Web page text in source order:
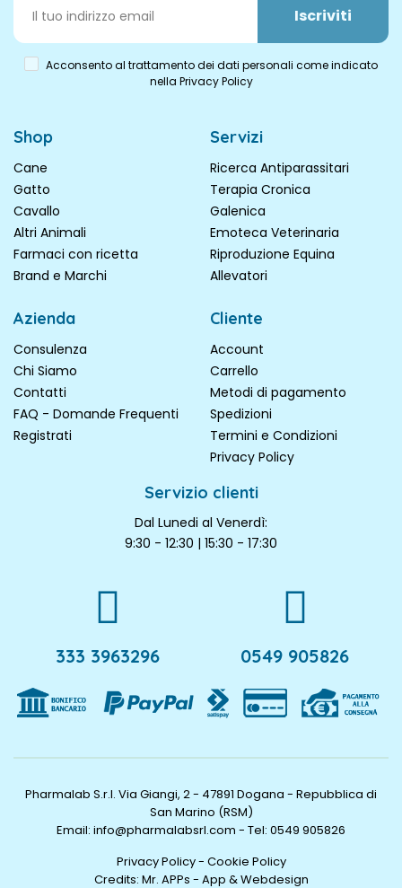
Iscriviti
Acconsento al trattamento dei dati personali come indicato
nella Privacy Policy
Shop
Cane
Gatto
Cavallo
Altri Animali
Farmaci con ricetta
Brand e Marchi
Servizi
Ricerca Antiparassitari
Terapia Cronica
Galenica
Emoteca Veterinaria
Riproduzione Equina
Allevatori
Azienda
Consulenza
Chi Siamo
Contatti
FAQ - Domande Frequenti
Registrati
Cliente
Account
Carrello
Metodi di pagamento
Spedizioni
Termini e Condizioni
Privacy Policy
Servizio clienti
Dal Lunedi al Venerdì:
9:30 - 12:30 | 15:30 - 17:30
333 3963296 0549 905826
Pharmalab S.r.l. Via Giangi, 2 - 47891 Dogana - Repubblica di
San Marino (RSM)
Email: info@pharmalabsrl.com - Tel: 0549 905826
Privacy Policy- Cookie Policy
Credits: Mr. APPs - App & Webdesign